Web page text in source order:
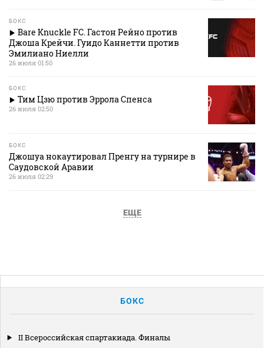
БОКС
Bare Knuckle FC. Гастон Рейно против
Джоша Крейчи. Гуидо Каннетти против
Эмилиано Ниелли
26 июля 01:50
БОКС
Тим Цзю против Эррола Спенса
26 июля 02:50
БОКС
Джошуа нокаутировал Пренгу на турнире в
Саудовской Аравии
26 июля 02:29
ЕЩЕ
БОКС
II Всероссийская спартакиада. Финалы